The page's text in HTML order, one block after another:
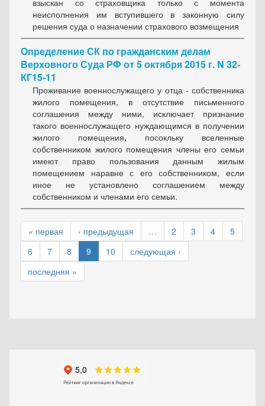
взыскан со страховщика только с момента
неисполнения им вступившего в законную силу
решения суда о назначении страхового возмещения
Определение СК по гражданским делам
Верховного Суда РФ от 5 октября 2015 г. N 32-
КГ15-11
Проживание военнослужащего у отца - собственника
жилого помещения, в отсутствие письменного
соглашения между ними, исключает признание
такого военнослужащего нуждающимся в получении
жилого помещения, посокльку вселенные
собственником жилого помещения члены его семьи
имеют право пользования данным жилым
помещением наравне с его собственником, если
иное не установлено соглашением между
собственником и членами его семьи.
« первая ‹ предыдущая … 2 3 4
5
6
7 8 9 10
следующая ›
последняя »